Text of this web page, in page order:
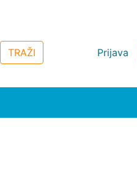
Prijava
TRAŽI